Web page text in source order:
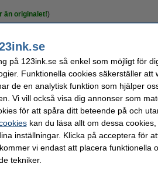
än originalet!)
sidor
istället för originalprodukten!
ofta även dessa produkter!
på 123ink.se så enkel som möjligt för
Funktionella cookies säkerställer att
de en analytisk funktion som hjälper
Vi vill också visa dig annonser som
för att spåra ditt beteende på och
kan du läsa allt om dessa
inställningar. Klicka på acceptera för
vi endast att placera funktionella
tekniker.